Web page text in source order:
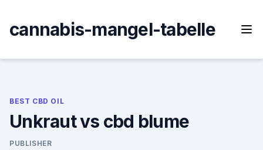
content
cannabis-mangel-tabelle
BEST CBD OIL
Unkraut vs cbd blume
PUBLISHER